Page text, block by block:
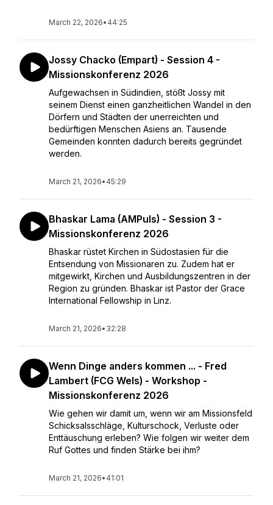
March 22, 2026• 44:25
Jossy Chacko (Empart) - Session 4 -
Missionskonferenz 2026
Aufgewachsen in Südindien, stößt Jossy mit
seinem Dienst einen ganzheitlichen Wandel in den
Dörfern und Städten der unerreichten und
bedürftigen Menschen Asiens an. Tausende
Gemeinden konnten dadurch bereits gegründet
werden.
March 21, 2026• 45:29
Bhaskar Lama (AMPuls) - Session 3 -
Missionskonferenz 2026
Bhaskar rüstet Kirchen in Südostasien für die
Entsendung von Missionaren zu. Zudem hat er
mitgewirkt, Kirchen und Ausbildungszentren in der
Region zu gründen. Bhaskar ist Pastor der Grace
International Fellowship in Linz.
March 21, 2026• 32:28
Wenn Dinge anders kommen ... - Fred
Lambert (FCG Wels) - Workshop -
Missionskonferenz 2026
Wie gehen wir damit um, wenn wir am Missionsfeld
Schicksalsschläge, Kulturschock, Verluste oder
Enttäuschung erleben? Wie folgen wir weiter dem
Ruf Gottes und finden Stärke bei ihm?
March 21, 2026• 41:01